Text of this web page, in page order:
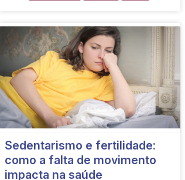
Sedentarismo e fertilidade:
como a falta de movimento
impacta na saúde